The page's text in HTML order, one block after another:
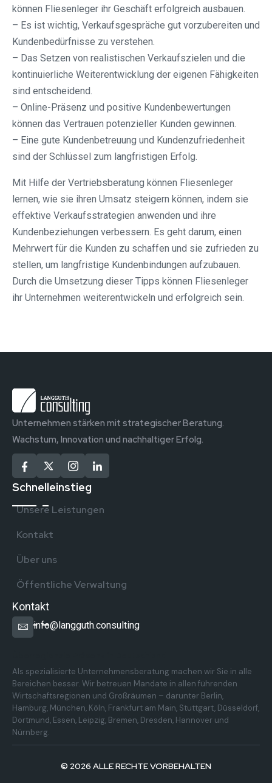
können Fliesenleger ihr Geschäft erfolgreich ausbauen.
– Es ist wichtig, Verkaufsgespräche gut vorzubereiten und
Kundenbedürfnisse zu verstehen.
– Das Setzen von realistischen Verkaufszielen und die
kontinuierliche Weiterentwicklung der eigenen Fähigkeiten
sind entscheidend.
– Online-Präsenz und positive Kundenbewertungen
können das Vertrauen potenzieller Kunden gewinnen.
– Eine gute Kundenbetreuung und Kundenzufriedenheit
sind der Schlüssel zum langfristigen Erfolg.
Mit Hilfe der Vertriebsberatung können Fliesenleger
lernen, wie sie ihren Umsatz steigern können, indem sie
effektive Verkaufsstrategien anwenden und ihre
Kundenbeziehungen verbessern. Es geht darum, einen
Mehrwert für die Kunden zu schaffen und sie zufrieden zu
stellen, um langfristige Kundenbindungen aufzubauen.
Durch die Umsetzung dieser Tipps können Fliesenleger
ihr Unternehmen weiterentwickeln und erfolgreich sein.
Unternehmen stärken mit strategischer Beratung.
Wachstum, Innovation und nachhaltiger Erfolg.
Schnelleinstieg
Unsere Leistungen
Kontakt
Über uns
Öffentliche Verwaltung
Kontakt
info@langguth.consulting
Als spezialisierte Unternehmensberatung machen wir Sie in alle
Bereichen besser. Wir betreuen Mandate in allen führenden
Wirtschaftsregionen und Großräumen – darunter Berlin,
Hamburg, München, Köln, Frankfurt am Main, Stuttgart, Düsseldorf,
Dortmund, Essen, Leipzig, Bremen, Dresden, Hannover und
Nürnberg.
© 2026 ALLE RECHTE VORBEHALTEN